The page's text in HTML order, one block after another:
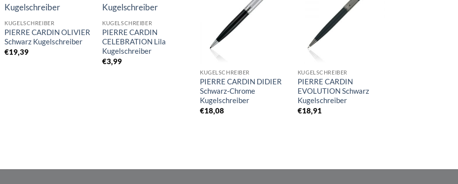
KUGELSCHREIBER
PIERRE CARDIN OLIVIER
Schwarz Kugelschreiber
€19,39
KUGELSCHREIBER
PIERRE CARDIN
CELEBRATION Lila
Kugelschreiber
€3,99
Auf die
KUGELSCHREIBER
PIERRE CARDIN DIDIER
Schwarz-Chrome
Kugelschreiber
€18,08
Auf die
KUGELSCHREIBER
PIERRE CARDIN
EVOLUTION Schwarz
Kugelschreiber
€18,91